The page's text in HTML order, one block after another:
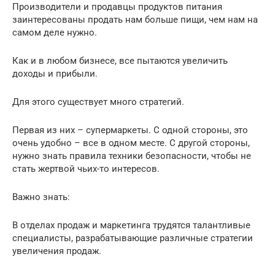
Производители и продавцы продуктов питания
заинтересованы продать нам больше пищи, чем нам на
самом деле нужно.
Как и в любом бизнесе, все пытаются увеличить
доходы и прибыли.
Для этого существует много стратегий.
Первая из них – супермаркеты. С одной стороны, это
очень удобно – все в одном месте. С другой стороны,
нужно знать правила техники безопасности, чтобы не
стать жертвой чьих-то интересов.
Важно знать:
В отделах продаж и маркетинга трудятся талантливые
специалисты, разрабатывающие различные стратегии
увеличения продаж.